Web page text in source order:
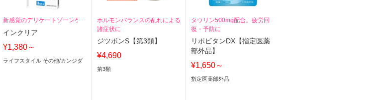
新感覚のデリケートゾーンケア
インクリア
¥1,380～
ライフスタイル その他/カンジダ
ホルモンバランスの乱れによる
諸症状に
ジツボンS【第3類】
¥4,690
第3類
タウリン500mg配合。疲労回
復・予防に
リポビタンDX【指定医薬
部外品】
¥1,650～
指定医薬部外品